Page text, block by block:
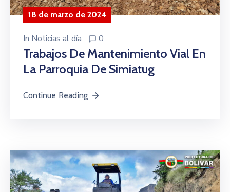
Contácto
18 de marzo de 2024
In Noticias al día 0
Trabajos De Mantenimiento Vial En
La Parroquia De Simiatug
Continue Reading